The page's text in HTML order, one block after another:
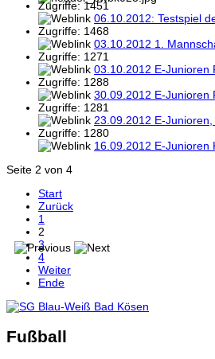
Zugriffe: 1451
06.10.2012: Testspiel
Zugriffe: 1468
03.10.2012 1.
Zugriffe: 1271
03.10.2012 E-Junioren
Zugriffe: 1288
30.09.2012 E-Junioren
Zugriffe: 1281
23.09.2012 E-Junioren,
Zugriffe: 1280
16.09.2012 E-Junioren
Seite 2 von 4
Start
Zurück
1
2
3
4
Weiter
Ende
Fußball